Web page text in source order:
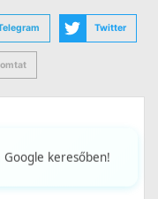
Twitter
Google keresőben!